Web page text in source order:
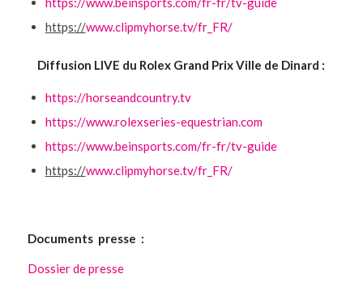
https://www.clipmyhorse.tv/fr_FR/
Diffusion LIVE du Rolex Grand Prix Ville de Dinard :
https://horseandcountry.tv
https://www.rolexseries-equestrian.com
https://www.beinsports.com/fr-fr/tv-guide
https://www.clipmyhorse.tv/fr_FR/
Documents presse :
Dossier de presse